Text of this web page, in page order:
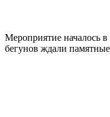
Мероприятие началось
бегунов ждали